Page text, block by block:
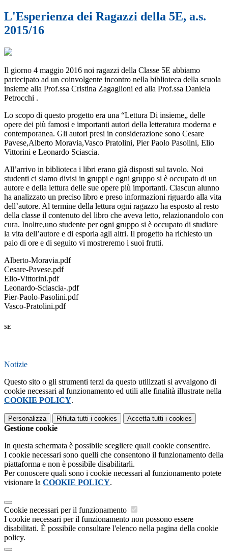
L'Esperienza dei Ragazzi della 5E, a.s.
2015/16
Il giorno 4 maggio 2016 noi ragazzi della Classe 5E abbiamo
partecipato ad un coinvolgente incontro nella biblioteca della scuola
insieme alla Prof.ssa Cristina Zagaglioni ed alla Prof.ssa Daniela
Petrocchi .
Lo scopo di questo progetto era una “Lettura Di insieme„ delle
opere dei più famosi e importanti autori della letteratura moderna e
contemporanea. Gli autori presi in considerazione sono Cesare
Pavese,Alberto Moravia,Vasco Pratolini, Pier Paolo Pasolini, Elio
Vittorini e Leonardo Sciascia.
All’arrivo in biblioteca i libri erano già disposti sul tavolo. Noi
studenti ci siamo divisi in gruppi e ogni gruppo si è occupato di un
autore e della lettura delle sue opere più importanti. Ciascun alunno
ha analizzato un preciso libro e preso informazioni riguardo alla vita
dell’autore. Al termine della lettura ogni ragazzo ha esposto al resto
della classe il contenuto del libro che aveva letto, relazionandolo con
cura. Inoltre,uno studente per ogni gruppo si è occupato di studiare
la vita dell’autore e di esporla agli altri. Il progetto ha richiesto un
paio di ore e di seguito vi mostreremo i suoi frutti.
Alberto-Moravia.pdf
Cesare-Pavese.pdf
Elio-Vittorini.pdf
Leonardo-Sciascia-.pdf
Pier-Paolo-Pasolini.pdf
Vasco-Pratolini.pdf
5E
Notizie
Questo sito o gli strumenti terzi da questo utilizzati si avvalgono di
cookie necessari al funzionamento ed utili alle finalità illustrate nella
COOKIE POLICY.
Personalizza Rifiuta tutti i cookies Accetta tutti i cookies
Gestione cookie
In questa schermata è possibile scegliere quali cookie consentire.
I cookie necessari sono quelli che consentono il funzionamento della
piattaforma e non è possibile disabilitarli.
Per conoscere quali sono i cookie necessari al funzionamento potete
visionare la COOKIE POLICY.
Cookie necessari per il funzionamento
I cookie necessari per il funzionamento non possono essere
disabilitati. È possibile consultare l'elenco nella pagina della cookie
policy.